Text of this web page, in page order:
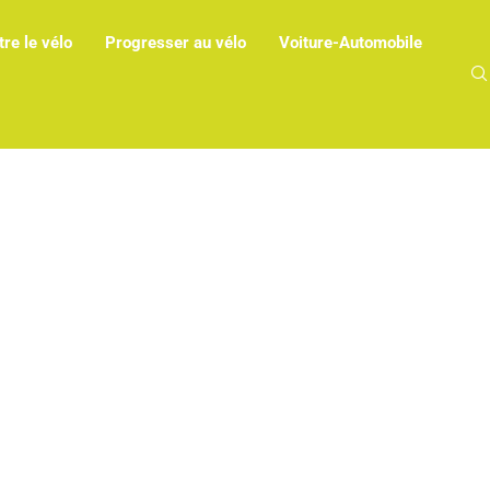
le vélo Progresser au vélo Voiture-Automobile